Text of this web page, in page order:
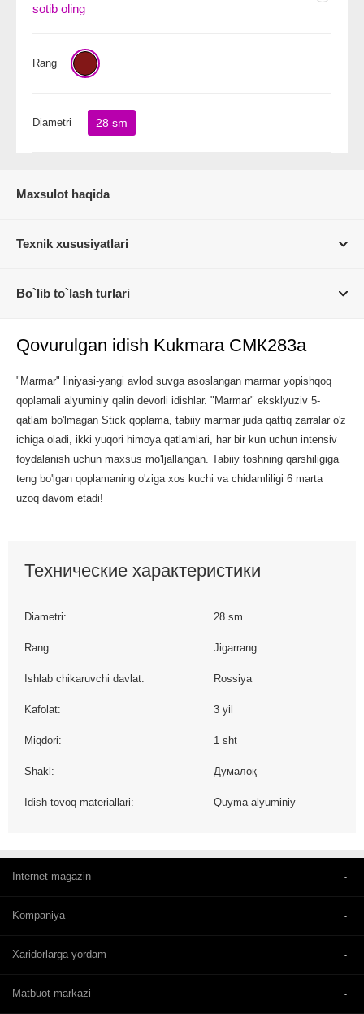
sotib oling
Rang
Diametri 28 sm
Maxsulot haqida
Texnik xususiyatlari
Bo`lib to`lash turlari
Qovurulgan idish Kukmara СМК283а
"Marmar" liniyasi-yangi avlod suvga asoslangan marmar yopishqoq
qoplamali alyuminiy qalin devorli idishlar. "Marmar" eksklyuziv 5-
qatlam bo'lmagan Stick qoplama, tabiiy marmar juda qattiq zarralar o'z
ichiga oladi, ikki yuqori himoya qatlamlari, har bir kun uchun intensiv
foydalanish uchun maxsus mo'ljallangan. Tabiiy toshning qarshiligiga
teng bo'lgan qoplamaning o'ziga xos kuchi va chidamliligi 6 marta
uzoq davom etadi!
Технические характеристики
Diametri: 28 sm
Rang: Jigarrang
Ishlab chikaruvchi davlat: Rossiya
Kafolat: 3 yil
Miqdori: 1 sht
Shakl: Думалоқ
Idish-tovoq materiallari: Quyma alyuminiy
Internet-magazin
Kompaniya
Xaridorlarga yordam
Matbuot markazi